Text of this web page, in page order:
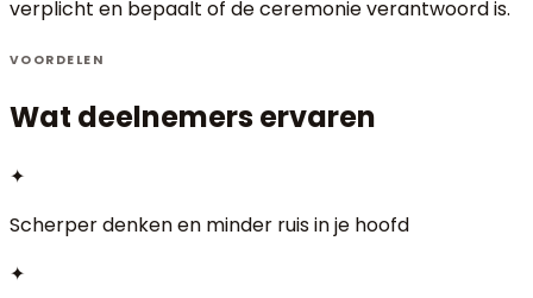
verplicht en bepaalt of de ceremonie verantwoord is.
VOORDELEN
Wat deelnemers ervaren
✦
Scherper denken en minder ruis in je hoofd
✦